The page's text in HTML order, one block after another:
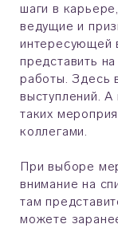
шаги в
ведущие и
интересующей
представить
работы. Здесь
выступлений.
таких
коллегами.
При выборе
внимание на
там
можете